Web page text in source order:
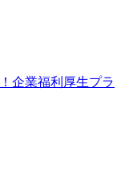
企業福利厚生プラ